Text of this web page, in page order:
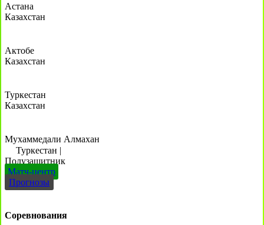
Астана
Казахстан
Актобе
Казахстан
Туркестан
Казахстан
Мухаммедали Алмахан
Туркестан |
Полузащитник
Матч-центр
Прогнозы
Соревнования